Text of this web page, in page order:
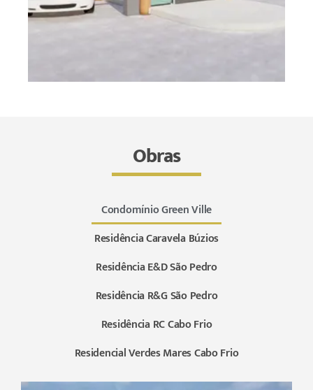
Saiba Mais
Obras
Condomínio Green Ville
Residência Caravela Búzios
Residência E&D São Pedro
Residência R&G São Pedro
Residência RC Cabo Frio
Residencial Verdes Mares Cabo Frio